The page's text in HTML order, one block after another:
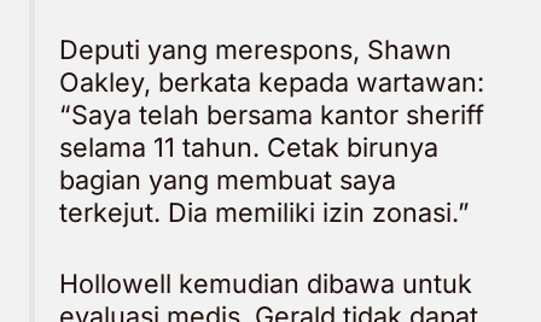
Deputi yang merespons, Shawn
Oakley, berkata kepada wartawan:
“Saya telah bersama kantor sheriff
selama 11 tahun. Cetak birunya
bagian yang membuat saya
terkejut. Dia memiliki izin zonasi.”
Hollowell kemudian dibawa untuk